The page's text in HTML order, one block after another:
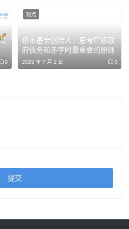
它重写了以太坊构建、定价和
划内 EIP 的多客户端开发网络
并部署到公共测试网之前的最
与并行执行
0
桥水基金创始人：思考巨额政
府债务和赤字时最重要的原则
2025 年 7 月 2 日 0
观点
提交